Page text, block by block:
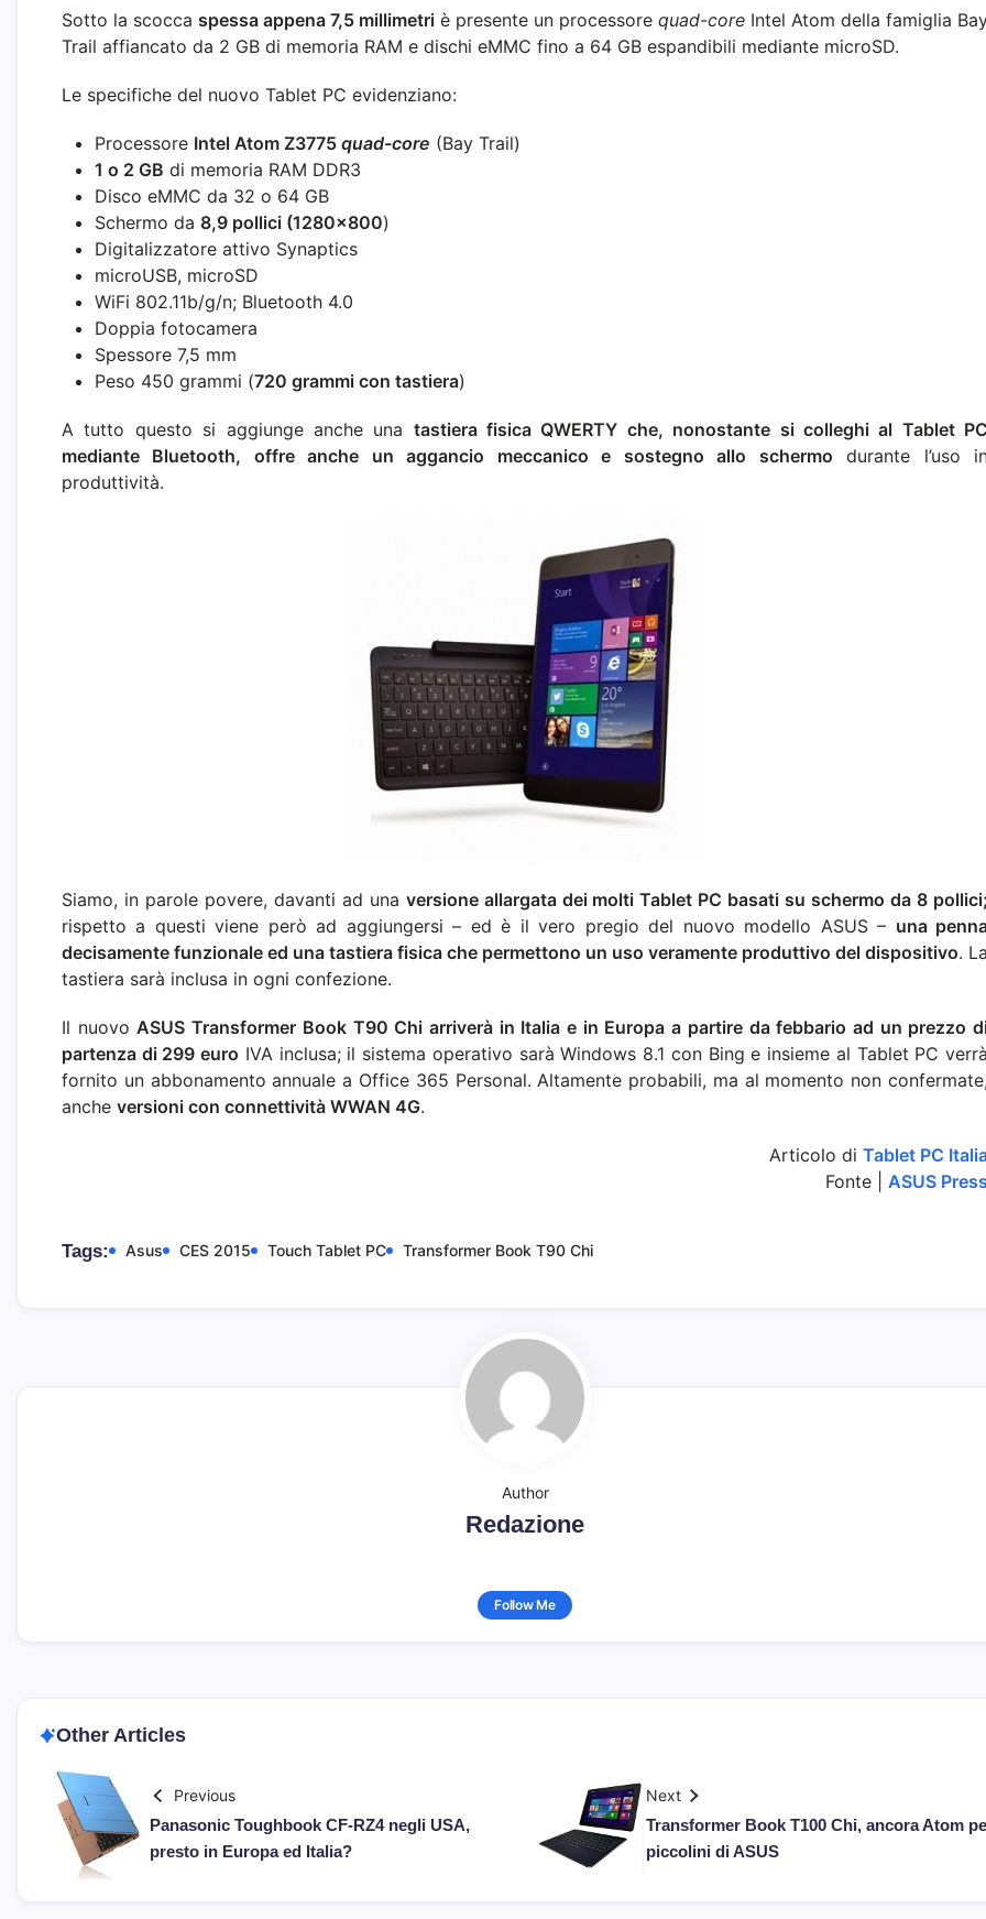
Sotto la scocca spessa appena 7,5 millimetri è presente un processore quad-core Intel Atom della famiglia
Trail affiancato da 2 GB di memoria RAM e dischi eMMC fino a 64 GB espandibili mediante microSD.
Le specifiche del nuovo Tablet PC evidenziano:
Processore Intel Atom Z3775 quad-core (Bay Trail)
1 o 2 GB di memoria RAM DDR3
Disco eMMC da 32 o 64 GB
Schermo da 8,9 pollici (1280×800)
Digitalizzatore attivo Synaptics
microUSB, microSD
WiFi 802.11b/g/n; Bluetooth 4.0
Doppia fotocamera
Spessore 7,5 mm
Peso 450 grammi (720 grammi con tastiera)
A tutto questo si aggiunge anche una tastiera fisica QWERTY che, nonostante si colleghi al Tablet
mediante Bluetooth, offre anche un aggancio meccanico e sostegno allo schermo durante l’uso
produttività.
Siamo, in parole povere, davanti ad una versione allargata dei molti Tablet PC basati su schermo da 8
rispetto a questi viene però ad aggiungersi – ed è il vero pregio del nuovo modello ASUS – una
decisamente funzionale ed una tastiera fisica che permettono un uso veramente produttivo del dispositivo.
tastiera sarà inclusa in ogni confezione.
Il nuovoASUS Transformer Book T90 Chi arriverà in Italia e in Europa a partire da febbario ad un prezzo
partenza di 299 euro IVA inclusa; il sistema operativo sarà Windows 8.1 con Bing e insieme al Tablet PC
fornito un abbonamento annuale a Office 365 Personal. Altamente probabili, ma al momento non
anche versioni con connettività WWAN 4G.
Articolo di Tablet PC
Fonte | ASUS
Tags: Asus CES 2015 Touch Tablet PC Transformer Book T90 Chi
Author
Redazione
Follow Me
Other Articles
Previous
Panasonic Toughbook CF-RZ4 negli USA,
presto in Europa ed Italia?
Next
Transformer Book T100 Chi, ancora Atom
piccolini di ASUS